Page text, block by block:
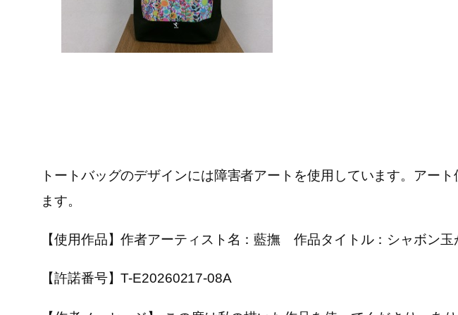
トートバッグのデザインには障害者アートを使用しています。アー
ます。
【使用作品】作者アーティスト名：藍撫 作品タイトル：シャボン玉
【許諾番号】T-E20260217-08A